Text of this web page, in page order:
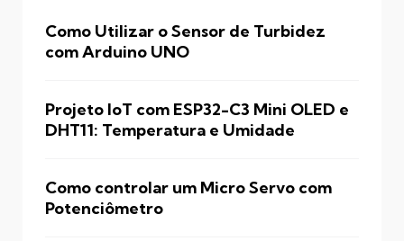
Como Utilizar o Sensor de Turbidez
com Arduino UNO
Projeto IoT com ESP32-C3 Mini OLED e
DHT11: Temperatura e Umidade
Como controlar um Micro Servo com
Potenciômetro